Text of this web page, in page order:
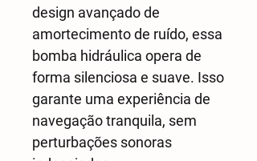
design avançado de
amortecimento de ruído, essa
bomba hidráulica opera de
forma silenciosa e suave. Isso
garante uma experiência de
navegação tranquila, sem
perturbações sonoras